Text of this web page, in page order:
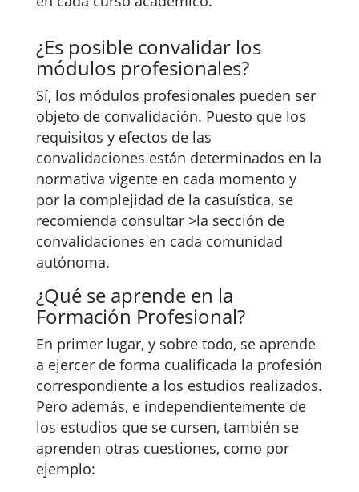
¿Es posible convalidar los
módulos profesionales?
Sí, los módulos profesionales pueden ser
objeto de convalidación. Puesto que los
requisitos y efectos de las
convalidaciones están determinados en la
normativa vigente en cada momento y
por la complejidad de la casuística, se
recomienda consultar >la sección de
convalidaciones en cada comunidad
autónoma.
¿Qué se aprende en la
Formación Profesional?
En primer lugar, y sobre todo, se aprende
a ejercer de forma cualificada la profesión
correspondiente a los estudios realizados.
Pero además, e independientemente de
los estudios que se cursen, también se
aprenden otras cuestiones, como por
ejemplo: